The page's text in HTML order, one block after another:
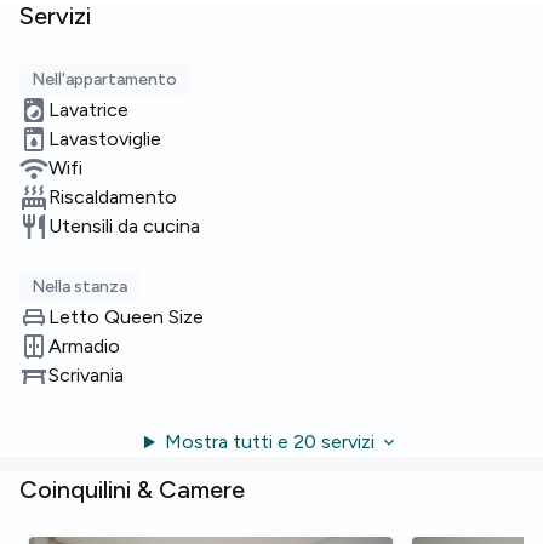
Servizi
Nell'appartamento
Lavatrice
Lavastoviglie
Wifi
Riscaldamento
Utensili da cucina
Nella stanza
Letto Queen Size
Armadio
Scrivania
Mostra tutti e 20 servizi
Coinquilini & Camere